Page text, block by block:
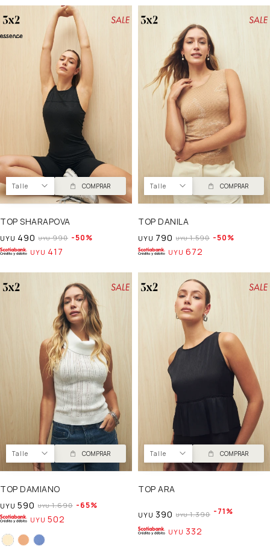
Talle COMPRAR
TOP SHARAPOVA
UYU 490 UYU 990 50
UYU 417
Talle COMPRAR
TOP DANILA
UYU 790 UYU 1.590 50
UYU 672
Talle COMPRAR
TOP DAMIANO
UYU 590 UYU 1.690 65
UYU 502
Talle COMPRAR
TOP ARA
UYU 390 UYU 1.390 71
UYU 332